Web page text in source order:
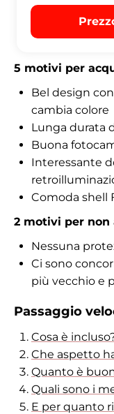
5 motivi per
Bel design
cambia colore
Lunga durata
Buona
Interessante
Comoda shell
2 motivi per non
Nessuna
Ci sono
più vecchio e
Passaggio
Cosa è
Che aspetto
Quanto è
Quali sono i
E per quanto